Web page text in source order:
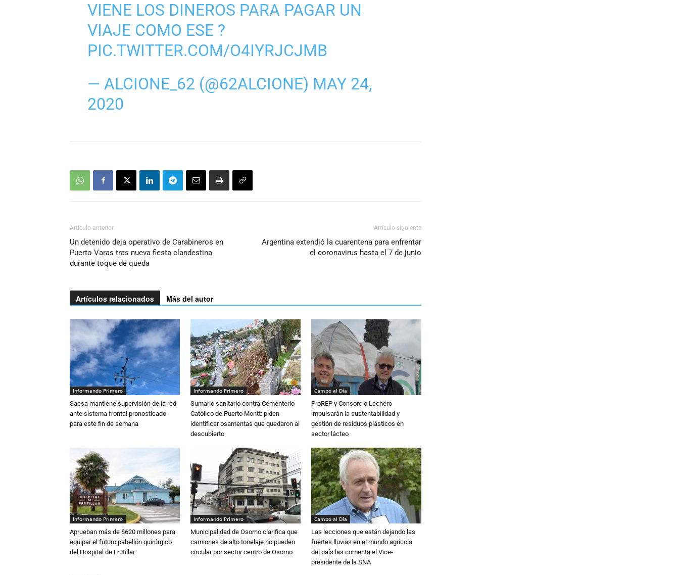
VIENE LOS DINEROS PARA PAGAR UN
VIAJE COMO ESE ?
PIC.TWITTER.COM/O4IYRJCJMB
— ALCIONE_62 (@62ALCIONE) MAY 24,
2020
Artículo anterior
Un detenido deja operativo de Carabineros en
Puerto Varas tras nueva fiesta clandestina
durante toque de queda
Artículo siguiente
Argentina extendió la cuarentena para enfrentar
el coronavirus hasta el 7 de junio
Artículos relacionados Más del autor
Informando Primero
Saesa mantiene supervisión de la red
ante sistema frontal pronosticado
para este fin de semana
Informando Primero
Sumario sanitario contra Cementerio
Católico de Puerto Montt: piden
identificar osamentas que quedaron al
descubierto
Campo al Día
ProREP y Consorcio Lechero
impulsarán la sustentabilidad y
gestión de residuos plásticos en
sector lácteo
Informando Primero
Aprueban más de $620 millones para
equipar el futuro pabellón quirúrgico
del Hospital de Frutillar
Informando Primero
Municipalidad de Osorno clarifica que
camiones de alto tonelaje no pueden
circular por sector centro de Osorno
Campo al Día
Las lecciones que están dejando las
fuertes lluvias en el mundo agrícola
del país las comenta el Vice-
presidente de la SNA